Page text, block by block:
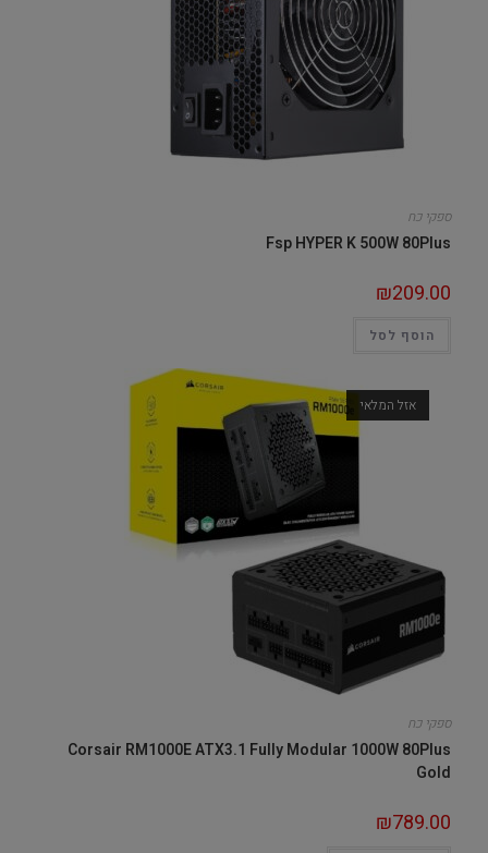
ספקי כח
Fsp HYPER K 500W 80Plus
₪209.00
הוסף לסל
אזל המלאי
ספקי כח
Corsair RM1000E ATX3.1 Fully Modular 1000W 80Plus
Gold
₪789.00